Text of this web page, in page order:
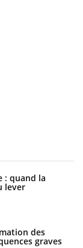
: quand la
lever
des
graves